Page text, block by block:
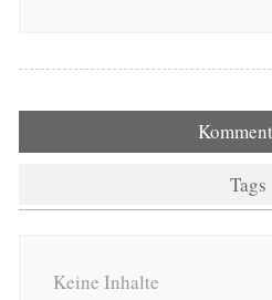
Tags
Keine Inhalte